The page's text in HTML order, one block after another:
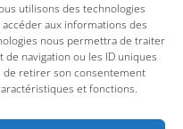
utilisons des technologies
aux informations des
nous permettra de traiter
navigation ou les ID uniques
de retirer son consentement
et fonctions.